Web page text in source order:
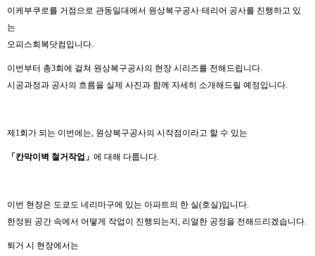
이케부쿠로를 거점으로 관동일대에서 원상복구공사·테리어 공사를 진행하고 있
는
오피스회복닷컴입니다.
이번부터 총3회에 걸쳐 원상복구공사의 현장 시리즈를 전해드립니다.
시공과정과 공사의 흐름을 실제 사진과 함께 자세히 소개해드릴 예정입니다.
제1회가 되는 이번에는, 원상복구공사의 시작점이라고 할 수 있는
「칸막이벽 철거작업」 에 대해 다룹니다.
이번 현장은 도쿄도 네리마구에 있는 아파트의 한 실(호실)입니다.
한정된 공간 속에서 어떻게 작업이 진행되는지, 리얼한 공정을 전해드리겠습니다.
퇴거 시 현장에서는